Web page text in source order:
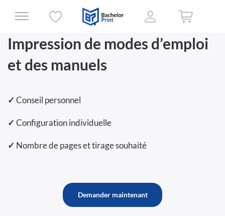
Impression de modes d’emploi
et des manuels
✓ Conseil personnel
✓ Configuration individuelle
✓ Nombre de pages et tirage souhaité
Demander maintenant